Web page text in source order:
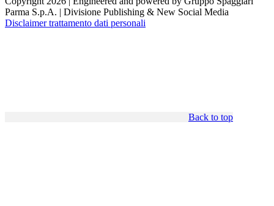
Parma S.p.A. | Divisione Publishing & New Social Media
Disclaimer trattamento dati personali
Back to top